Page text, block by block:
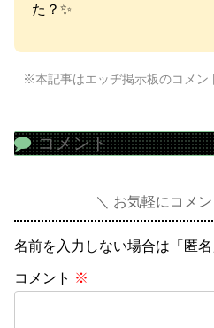
た？✨
※本記事はエッヂ掲示板のコメン
コメント
お気軽にコメ
名前を入力しない場合は「匿
コメント ※